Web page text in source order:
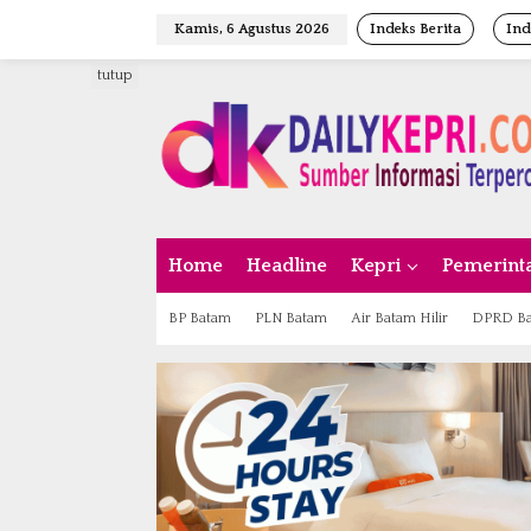
w
Kamis, 6 Agustus 2026 Indeks Berita
Home Headline Kepri
BP Batam PLN Batam Air Batam Hilir DPRD
tutup